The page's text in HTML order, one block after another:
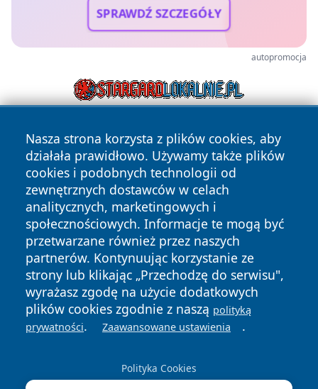
SPRAWDŹ SZCZEGÓŁY
autopromocja
Nasza strona korzysta z plików cookies, aby
działała prawidłowo. Używamy także plików
cookies i podobnych technologii od
zewnętrznych dostawców w celach
analitycznych, marketingowych i
społecznościowych. Informacje te mogą być
przetwarzane również przez naszych
partnerów. Kontynuując korzystanie ze
strony lub klikając „Przechodzę do serwisu",
wyrażasz zgodę na użycie dodatkowych
plików cookies zgodnie z naszą polityką
prywatności. Zaawansowane ustawienia .
Polityka Cookies
Copyright © 2026 wpruszkowie.pl Wszystkie prawa
zastrzeżone.
News Autorzy
Polityka
Prywatności
Polityka
Cookies